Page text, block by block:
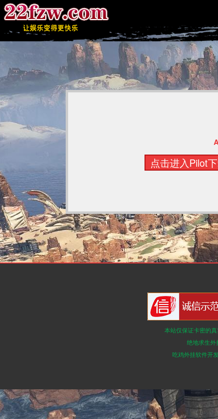
点击进入Pilot
本站仅保证卡密的
绝地求生外
吃鸡外挂软件开